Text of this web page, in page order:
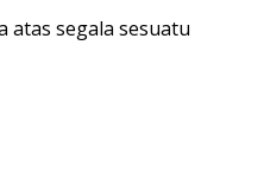
atas segala sesuatu